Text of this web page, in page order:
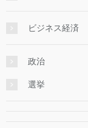
ビジネス経済
政治
選挙